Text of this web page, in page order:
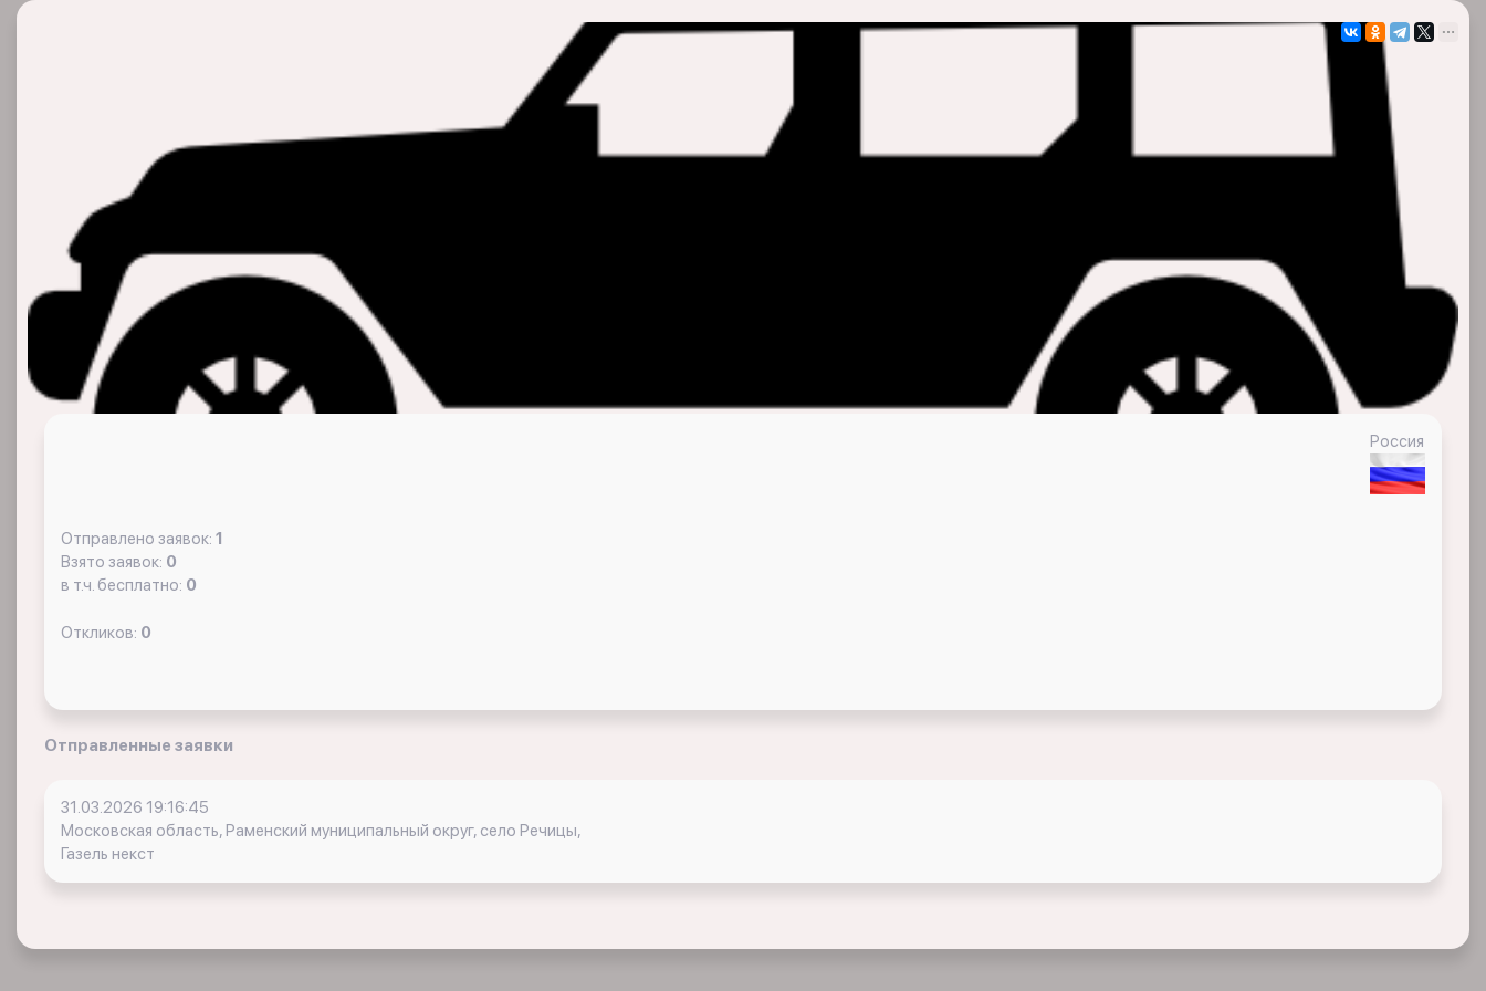
Россия
Отправлено заявок: 1
Взято заявок: 0
в т.ч. бесплатно: 0
Откликов: 0
Отправленные заявки
31.03.2026 19:16:45
Московская область, Раменский муниципальный округ, село Речицы,
Газель некст